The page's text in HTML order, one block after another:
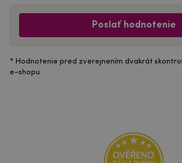
Poslať hodnotenie
* Hodnotenie pred zverejnením dvakrát
e-shopu.